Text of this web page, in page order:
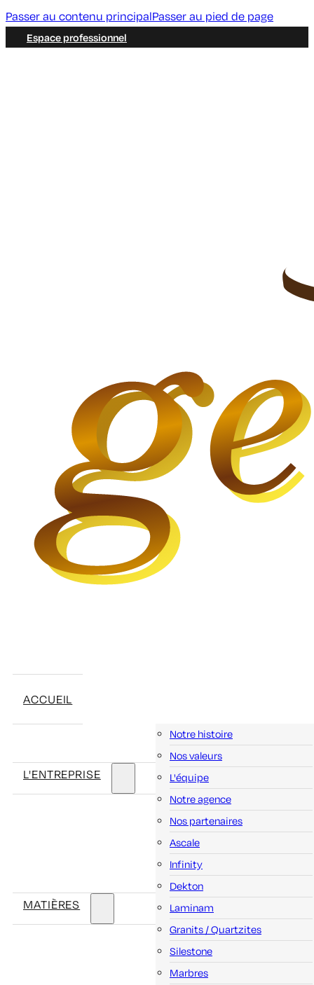
Passer au contenu principalPasser au pied de page
Espace professionnel
ACCUEIL
L'ENTREPRISE
Notre histoire
Nos valeurs
L'équipe
Notre agence
Nos partenaires
MATIÈRES
Ascale
Infinity
Dekton
Laminam
Granits / Quartzites
Silestone
Marbres